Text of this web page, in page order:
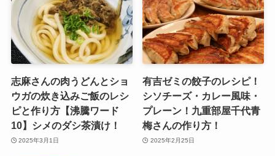
志麻さんの肉うどんとショ
ウガの炊き込みご飯のレシ
ピと作り方【沸騰ワード
10】シメのダシ茶漬け！
2025年3月1日
有吉ゼミの餃子のレシピ！
シソチーズ・カレー風味・
プレーン！九重部屋千代青
梅さんの作り方！
2025年2月25日